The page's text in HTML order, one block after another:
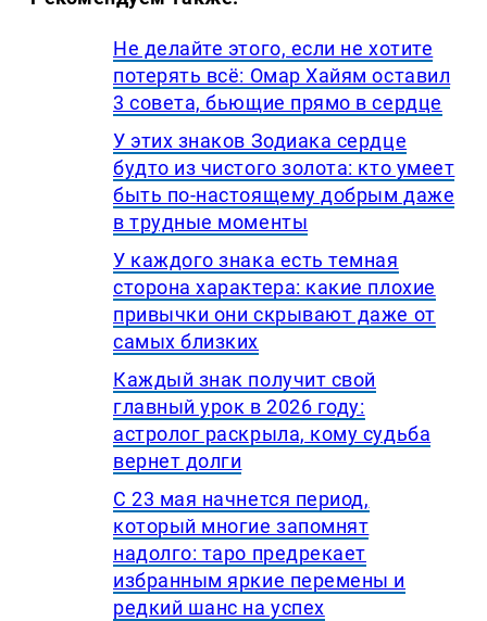
Не делайте этого, если не хотите
потерять всё: Омар Хайям оставил
3 совета, бьющие прямо в сердце
У этих знаков Зодиака сердце
будто из чистого золота: кто умеет
быть по-настоящему добрым даже
в трудные моменты
У каждого знака есть темная
сторона характера: какие плохие
привычки они скрывают даже от
самых близких
Каждый знак получит свой
главный урок в 2026 году:
астролог раскрыла, кому судьба
вернет долги
С 23 мая начнется период,
который многие запомнят
надолго: таро предрекает
избранным яркие перемены и
редкий шанс на успех